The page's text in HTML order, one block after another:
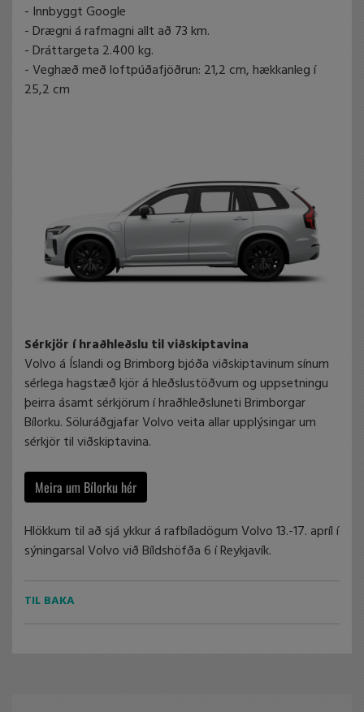
- Innbyggt Google
- Drægni á rafmagni allt að 73 km.
- Dráttargeta 2.400 kg.
- Veghæð með loftpúðafjöðrun: 21,2 cm, hækkanleg í
25,2 cm
Sérkjör í hraðhleðslu til viðskiptavina
Volvo á Íslandi og Brimborg bjóða viðskiptavinum sínum
sérlega hagstæð kjör á hleðslustöðvum og uppsetningu
þeirra ásamt sérkjörum í hraðhleðsluneti Brimborgar
Bílorku. Söluráðgjafar Volvo veita allar upplýsingar um
sérkjör til viðskiptavina.
Meira um Bílorku hér
Hlökkum til að sjá ykkur á rafbíladögum Volvo 13.-17. apríl í
sýningarsal Volvo við Bíldshöfða 6 í Reykjavík.
TIL BAKA